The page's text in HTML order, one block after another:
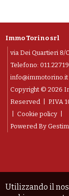
Immo Torino srl
via Dei Quartieri 8/
Telefono:
info@immotorino.it
Copyright © 2026
Reserved | P.IVA
Cookie policy|
Powered By Gestim
Utilizzando il